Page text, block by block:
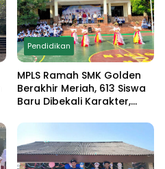
Pendidikan
MPLS Ramah SMK Golden
Berakhir Meriah, 613 Siswa
Baru Dibekali Karakter,
hingga Demo
Ekstrakurikuler